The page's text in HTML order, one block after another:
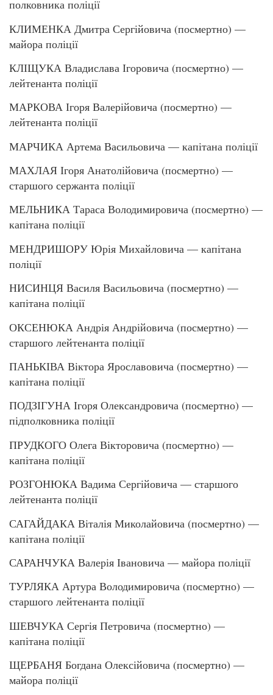
полковника поліції
КЛИМЕНКА Дмитра Сергійовича (посмертно) —
майора поліції
КЛІЩУКА Владислава Ігоровича (посмертно) —
лейтенанта поліції
МАРКОВА Ігоря Валерійовича (посмертно) —
лейтенанта поліції
МАРЧИКА Артема Васильовича — капітана поліції
МАХЛАЯ Ігоря Анатолійовича (посмертно) —
старшого сержанта поліції
МЕЛЬНИКА Тараса Володимировича (посмертно) —
капітана поліції
МЕНДРИШОРУ Юрія Михайловича — капітана
поліції
НИСИНЦЯ Василя Васильовича (посмертно) —
капітана поліції
ОКСЕНЮКА Андрія Андрійовича (посмертно) —
старшого лейтенанта поліції
ПАНЬКІВА Віктора Ярославовича (посмертно) —
капітана поліції
ПОДЗІГУНА Ігоря Олександровича (посмертно) —
підполковника поліції
ПРУДКОГО Олега Вікторовича (посмертно) —
капітана поліції
РОЗГОНЮКА Вадима Сергійовича — старшого
лейтенанта поліції
САГАЙДАКА Віталія Миколайовича (посмертно) —
капітана поліції
САРАНЧУКА Валерія Івановича — майора поліції
ТУРЛЯКА Артура Володимировича (посмертно) —
старшого лейтенанта поліції
ШЕВЧУКА Сергія Петровича (посмертно) —
капітана поліції
ЩЕРБАНЯ Богдана Олексійовича (посмертно) —
майора поліції